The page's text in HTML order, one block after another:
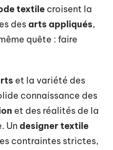
textile croisent la
des arts appliqués,
quête : faire
et la variété des
connaissance des
et des réalités de la
Un designer textile
contraintes strictes,